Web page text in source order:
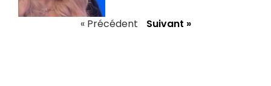
« Précédent Suivant »